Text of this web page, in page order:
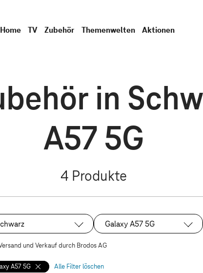
TV Zubehör Themenwelten Aktionen
in
A57 5G
4 Produkte
Ausgewählt:
Galaxy A57 5G
und Verkauf durch Brodos AG
A57 5G Alle Filter löschen